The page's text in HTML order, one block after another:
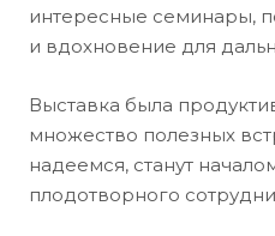
интересные семинары,
и вдохновение для
Выставка была
множество полезных
надеемся, станут
плодотворного